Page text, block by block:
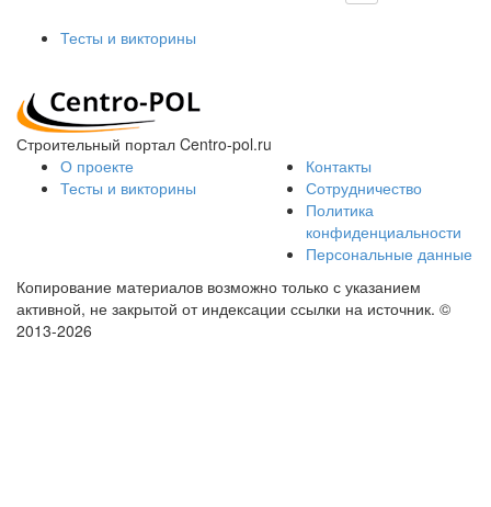
Тесты и викторины
Строительный портал Centro-pol.ru
О проекте
Тесты и викторины
Контакты
Сотрудничество
Политика
конфиденциальности
Персональные данные
Копирование материалов возможно только с указанием
активной, не закрытой от индексации ссылки на источник. ©
2013-2026